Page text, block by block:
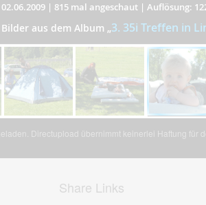
| 815 mal angeschaut| Auflösung:
aus dem Album „3. 35i Treffen in
Directupload übernimmt keinerlei Haftung für
Share Links